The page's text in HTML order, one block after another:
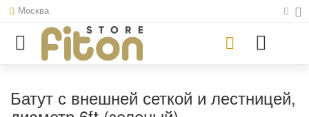
Москва
Батут с внешней сеткой и лестницей,